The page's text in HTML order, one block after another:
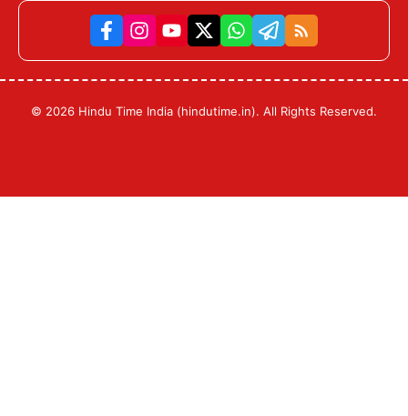
© 2026 Hindu Time India (hindutime.in). All Rights Reserved.